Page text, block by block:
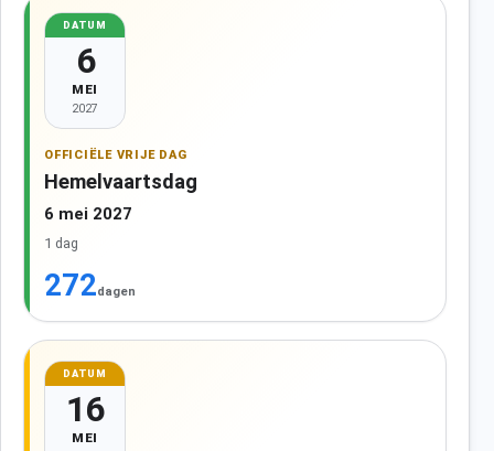
DATUM
6
MEI
2027
OFFICIËLE VRIJE DAG
Hemelvaartsdag
6 mei 2027
1 dag
272dagen
DATUM
16
MEI